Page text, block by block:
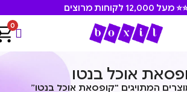
לקוחות מרוצים
0
אוכל בנטו
המתויגים “קופסאת אוכל בנטו”